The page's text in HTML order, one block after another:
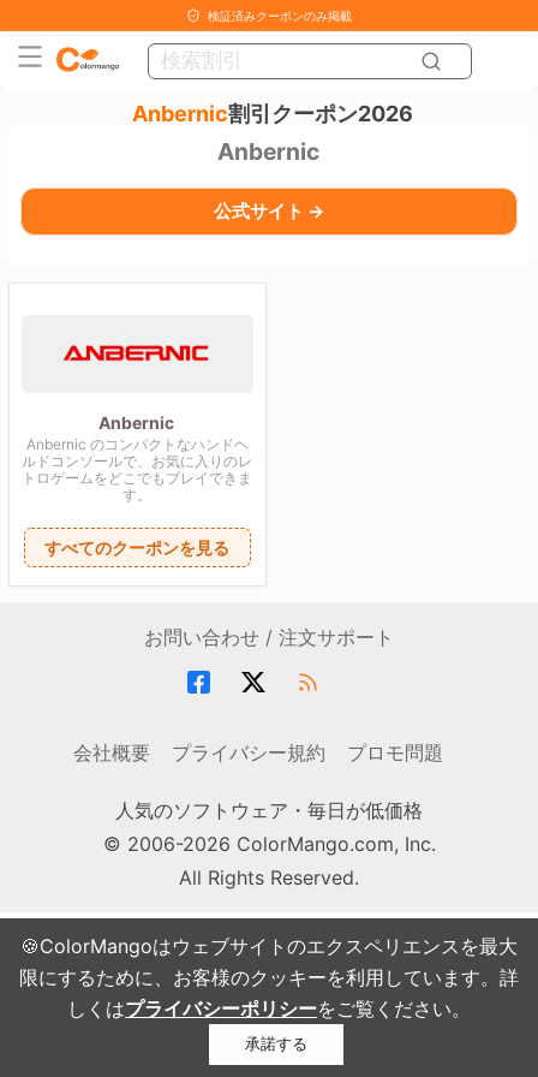
🍪ColorMangoはウェブサイトのエクスペリエンスを最大
限にするために、お客様のクッキーを利用しています。詳
しくはプライバシーポリシーをご覧ください。
承諾する
検証済みクーポンのみ掲載
Anbernic割引クーポン2026
Anbernic
公式サイト →
Anbernic
Anbernic のコンパクトなハンドヘ
ルドコンソールで、お気に入りのレ
トロゲームをどこでもプレイできま
す。
すべてのクーポンを見る
お問い合わせ / 注文サポート
会社概要 プライバシー規約 プロモ問題
人気のソフトウェア・毎日が低価格
© 2006-2026 ColorMango.com, Inc.
All Rights Reserved.